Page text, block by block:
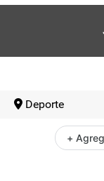
Deporte
+